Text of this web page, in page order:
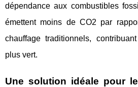
dépendance aux combustibles
émettent moins de CO2 par
chauffage traditionnels,
plus vert.
Une solution idéale pour